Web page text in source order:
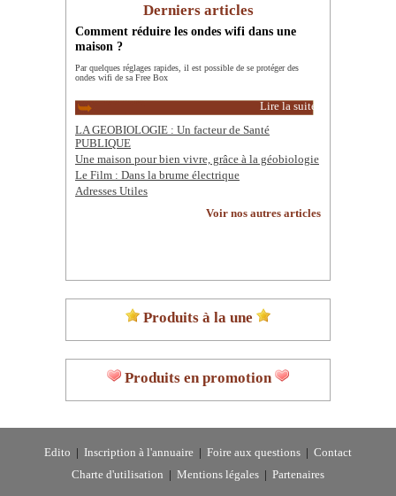
Derniers articles
Comment réduire les ondes wifi dans une
maison ?
Par quelques réglages rapides, il est possible de se protéger des
ondes wifi de sa Free Box
Lire la suite
LA GEOBIOLOGIE : Un facteur de Santé
PUBLIQUE
Une maison pour bien vivre, grâce à la géobiologie
Le Film : Dans la brume électrique
Adresses Utiles
Voir nos autres articles
Produits à la une
Produits en promotion
Edito Inscription à l'annuaire Foire aux questions
Contact
Charte d'utilisation
Mentions légales Partenaires